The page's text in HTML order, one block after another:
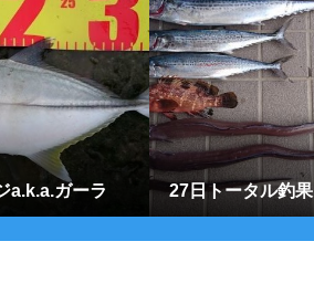
a.k.a.ガーラ 27日トータル釣果